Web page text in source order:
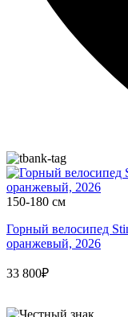
150-180 см
Горный велосипед
оранжевый, 2026
33 800₽